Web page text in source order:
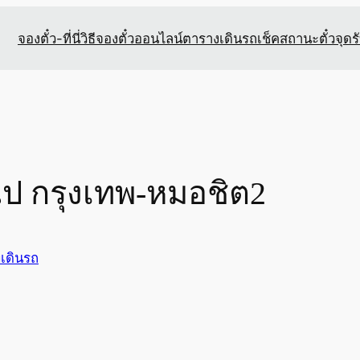
จองตั๋ว-ที่นี่วิธีจองตั๋วออนไลน์ตารางเดินรถเช็คสถานะตั๋วจุด
กรุงเทพ-หมอชิต2
ดินรถ